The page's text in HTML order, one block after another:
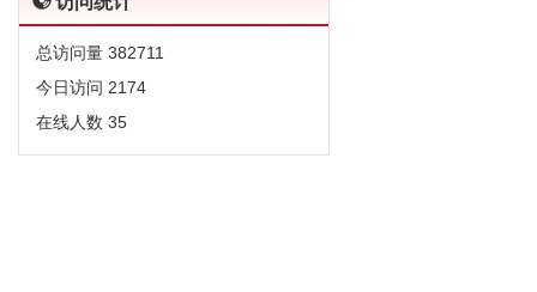
总访问量 382711
今日访问 2174
在线人数 35